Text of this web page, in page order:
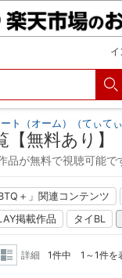
イ
ト（オーム）（てぃて
無料あり】
が無料で視聴可能で
＋」関連コンテンツ
掲載作品 タイBL
詳細 1件中 1～1件を